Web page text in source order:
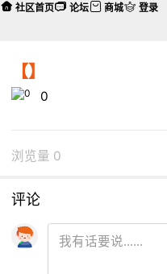
【】
0
浏览量 0
评论
社区首页 论坛 商城 登录